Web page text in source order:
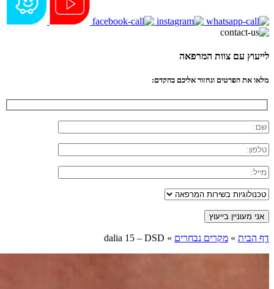
לייעוץ עם צוות המרפאה
מלאו את הפרטים ונחזור אליכם בהקדם:
דף הבית » מקרים נבחרים »
dalia 15 – DSD